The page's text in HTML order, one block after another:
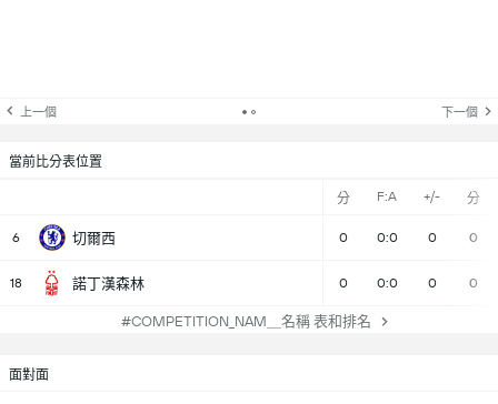
上一個 下一個
當前比分表位置
分 F:A +/- 分
6 切爾西 0 0:0 0 0
18 諾丁漢森林 0 0:0 0 0
#COMPETITION_NAM＿名稱 表和排名
面對面